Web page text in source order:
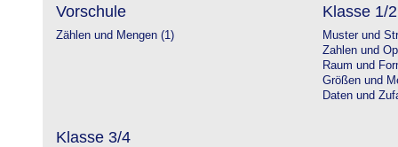
Vorschule
Zählen und Mengen (1)
Klasse 1/2
Muster und
Zahlen und
Raum und
Größen und
Daten und
Klasse 3/4